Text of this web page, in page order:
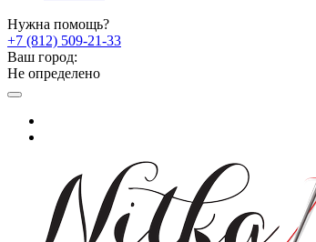
Нужна помощь?
+7 (812) 509-21-33
Ваш город:
Не определено